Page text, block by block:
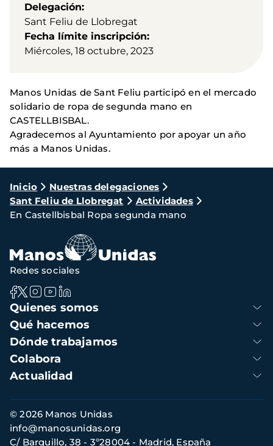
Delegación
Sant Feliu de Llobregat
Fecha límite inscripción
Miércoles, 18 octubre, 2023
Manos Unidas de Sant Feliu participó en el mercado
solidario de ropa de segunda mano en
CASTELLBISBAL.
Agradecemos al Ayuntamiento por apoyar un año
más a Manos Unidas.
Ruta
de
navegación
Inicio
Nuestras delegaciones
Sant Feliu de Llobregat
Actividades
En Castellbisbal Ropa segunda mano
Navegación
principal
Quienes somos
Qué hacemos
Dónde trabajamos
Colabora
Actualidad
Redes sociales
Información
de
contacto
© 2026 Manos Unidas
C/ Barquillo, 38 - 3º28004 - Madrid, España
info@manosunidas.org